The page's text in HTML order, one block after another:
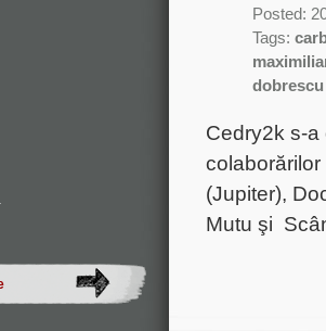
Posted:
Tags:
dobrescu
Cedry2k s-
(Jupiter),
Mutu şi